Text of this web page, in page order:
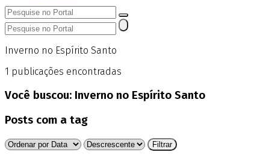
Inverno no Espírito Santo
1 publicações encontradas
Você buscou: Inverno no Espírito Santo
Posts com a tag